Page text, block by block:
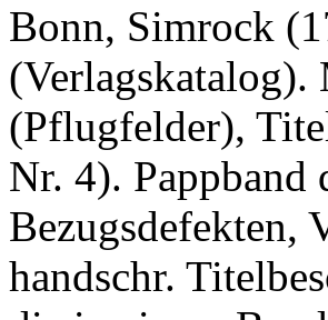
Bonn, Simrock
(Pflugfelder),
Nr. 4). Pappband
Bezugsdefekten,
handschr.